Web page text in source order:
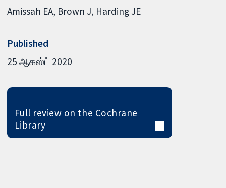
Amissah EA Brown J Harding JE
Published
25 ஆகஸ்ட் 2020
Full review on the Cochrane
Library